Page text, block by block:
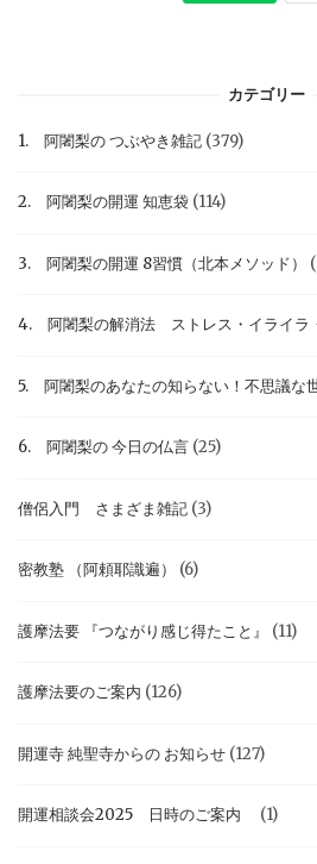
カテゴリー
1. 阿闍梨の つぶやき雑記 (379)
2. 阿闍梨の開運 知恵袋 (114)
3. 阿闍梨の開運 8習慣（北本メソッド）
4. 阿闍梨の解消法 ストレス・イライラ
5. 阿闍梨のあなたの知らない！不思議な
6. 阿闍梨の 今日の仏言 (25)
僧侶入門 さまざま雑記 (3)
密教塾 （阿頼耶識遍） (6)
護摩法要 『つながり感じ得たこと』 (11)
護摩法要のご案内 (126)
開運寺 純聖寺からの お知らせ (127)
開運相談会2025 日時のご案内 (1)